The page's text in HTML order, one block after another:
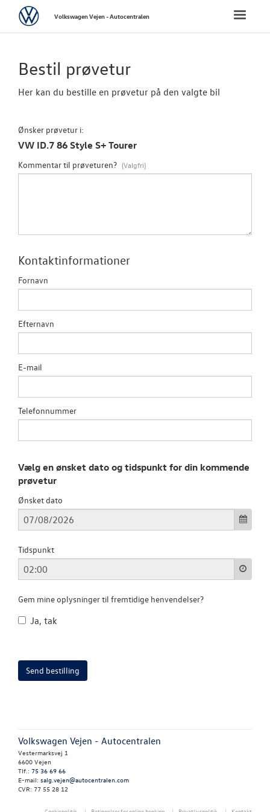
VÆRKSTED
Toggle
VolkswagenVolkswagen Vejen - Autocentralen
Bestil prøvetur
Her kan du bestille en prøvetur på den valgte bil
Ønsker prøvetur i:
VW ID.7 86 Style S+ Tourer
Kommentar til prøveturen?
Kontaktinformationer
Fornavn
Efternavn
E-mail
Telefonnummer
Vælg en ønsket dato og tidspunkt for din kommende
prøvetur
Ønsket dato
Tidspunkt
Gem mine oplysninger til fremtidige henvendelser?
Ja, tak
Volkswagen Vejen - Autocentralen
Vestermarksvej 1
6600 Vejen
Tlf.: 75 36 69 66
E-mail: salg.vejen@autocentralen.com
CVR: 77 55 28 12